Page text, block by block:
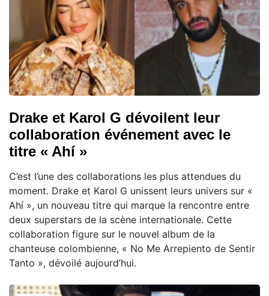
Drake et Karol G dévoilent leur
collaboration événement avec le
titre « Ahí »
C’est l’une des collaborations les plus attendues du
moment. Drake et Karol G unissent leurs univers sur «
Ahí », un nouveau titre qui marque la rencontre entre
deux superstars de la scène internationale. Cette
collaboration figure sur le nouvel album de la
chanteuse colombienne, « No Me Arrepiento de Sentir
Tanto », dévoilé aujourd’hui.